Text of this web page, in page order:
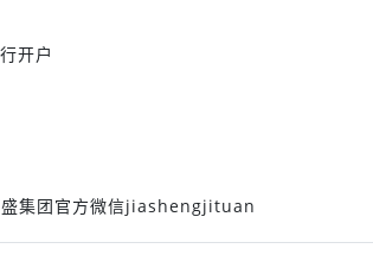
开户
集团官方微信jiashengjituan